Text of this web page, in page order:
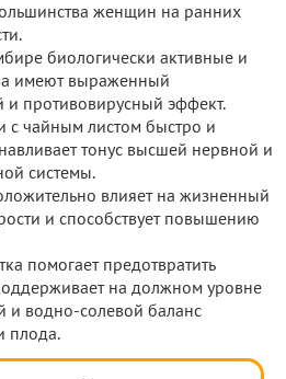
женщин на ранних
биологически активные и
имеют выраженный
и противовирусный эффект.
с чайным листом быстро и
тонус высшей нервной и
системы.
влияет на жизненный
и способствует повышению
помогает предотвратить
на должном уровне
и водно-солевой баланс
плода.